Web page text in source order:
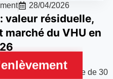
28/04/2026
valeur résiduelle,
du VHU en
une valeur résiduelle de 30